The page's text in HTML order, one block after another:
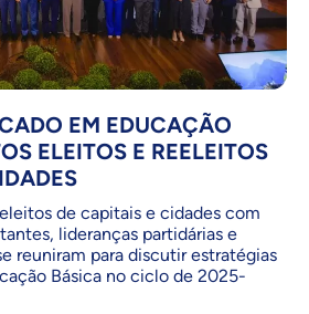
EM EDUCAÇÃO
ELEITOS E REELEITOS
de capitais e cidades com
lideranças partidárias e
reuniram para discutir estratégias
Básica no ciclo de 2025-